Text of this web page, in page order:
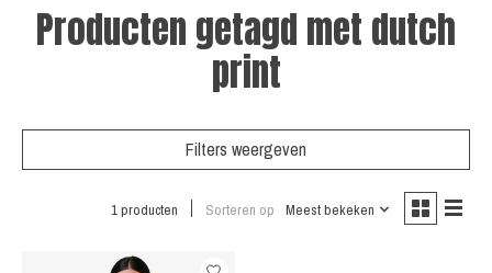
Producten getagd met dutch
print
Filters weergeven
1 producten Sorteren op Meest bekeken